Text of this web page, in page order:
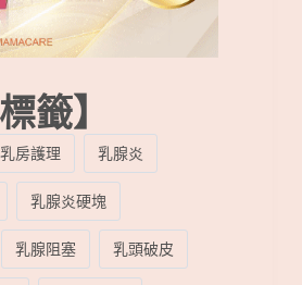
籤】
乳房護理
乳腺炎
乳腺炎硬塊
乳腺阻塞
乳頭破皮